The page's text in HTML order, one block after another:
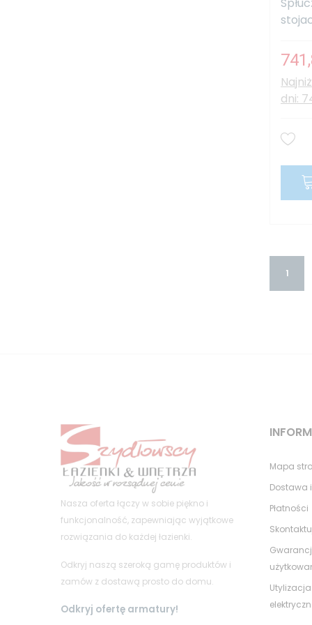
dni:
1
Nasza oferta łączy w sobie piękno i
funkcjonalność, zapewniając wyjątkowe
rozwiązania do każdej łazienki.
Odkryj naszą szeroką gamę produktów i
zamów z dostawą prosto do domu.
Odkryj ofertę armatury!
Mapa
Dostawa
Płatności